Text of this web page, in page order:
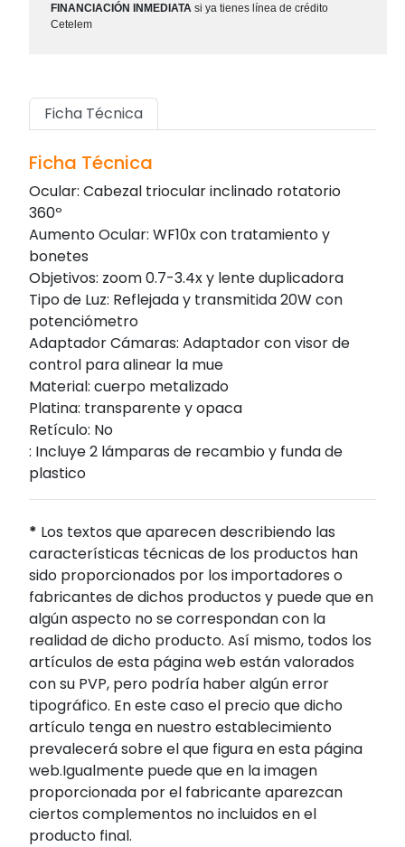
FINANCIACIÓN INMEDIATA si ya tienes línea de crédito
Cetelem
Ficha Técnica
Ficha Técnica
Ocular: Cabezal triocular inclinado rotatorio
360º
Aumento Ocular: WF10x con tratamiento y
bonetes
Objetivos: zoom 0.7-3.4x y lente duplicadora
Tipo de Luz: Reflejada y transmitida 20W con
potenciómetro
Adaptador Cámaras: Adaptador con visor de
control para alinear la mue
Material: cuerpo metalizado
Platina: transparente y opaca
Retículo: No
: Incluye 2 lámparas de recambio y funda de
plastico
* Los textos que aparecen describiendo las
características técnicas de los productos han
sido proporcionados por los importadores o
fabricantes de dichos productos y puede que en
algún aspecto no se correspondan con la
realidad de dicho producto. Así mismo, todos los
artículos de esta página web están valorados
con su PVP, pero podría haber algún error
tipográfico. En este caso el precio que dicho
artículo tenga en nuestro establecimiento
prevalecerá sobre el que figura en esta página
web.Igualmente puede que en la imagen
proporcionada por el fabricante aparezcan
ciertos complementos no incluidos en el
producto final.